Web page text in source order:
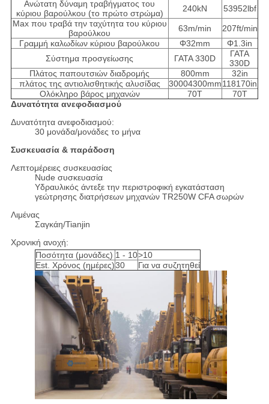
Ανώτατη δύναμη τραβήγματος του
κύριου βαρούλκου (το πρώτο στρώμα)
240kN
53952lbf
Max που τραβά την ταχύτητα του κύριου
βαρούλκου
63m/min
207ft/min
Γραμμή καλωδίων κύριου βαρούλκου
Φ32mm
Φ1.3in
Σύστημα προσγείωσης
ΓΑΤΑ 330D
ΓΑΤΑ
330D
Πλάτος παπουτσιών διαδρομής
800mm
32in
πλάτος της αντιολισθητικής αλυσίδας
30004300mm118170in
Ολόκληρο βάρος μηχανών
70T
70T
Δυνατότητα ανεφοδιασμού
Δυνατότητα ανεφοδιασμού:
30 μονάδα/μονάδες το μήνα
Συσκευασία & παράδοση
Λεπτομέρειες συσκευασίας
Nude συσκευασία
Υδραυλικός άντεξε την περιστροφική εγκατάσταση
γεώτρησης διατρήσεων μηχανών TR250W CFA σωρών
Λιμένας
Σαγκάη/Tianjin
Χρονική ανοχή:
Ποσότητα (μονάδες) 1 - 10>10
Est. Χρόνος (ημέρες)30 Για να συζητηθεί